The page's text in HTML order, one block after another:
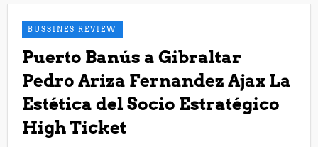
BUSSINES REVIEW
Puerto Banús a Gibraltar
Pedro Ariza Fernandez Ajax La
Estética del Socio Estratégico
High Ticket